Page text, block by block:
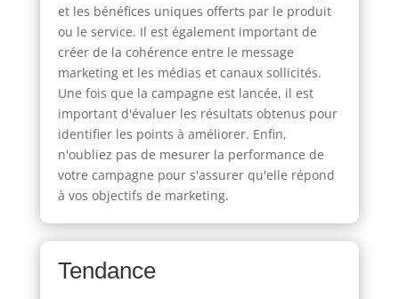
et les bénéfices uniques offerts par le produit
ou le service. Il est également important de
créer de la cohérence entre le message
marketing et les médias et canaux sollicités.
Une fois que la campagne est lancée, il est
important d'évaluer les résultats obtenus pour
identifier les points à améliorer. Enfin,
n'oubliez pas de mesurer la performance de
votre campagne pour s'assurer qu'elle répond
à vos objectifs de marketing.
Tendance